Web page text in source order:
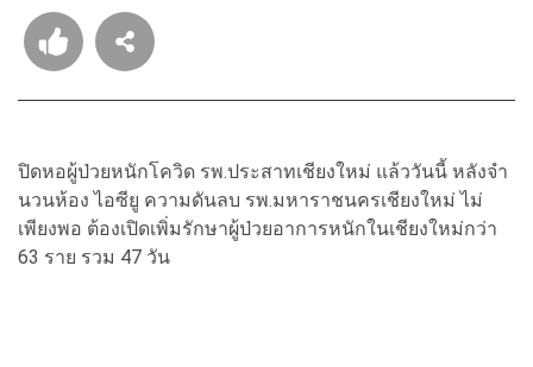
ปิดหอผู้ป่วยหนักโควิด รพ.ประสาทเชียงใหม่ แล้ววันนี้ หลังจํา
นวนห้อง ไอซียู ความดันลบ รพ.มหาราชนครเชียงใหม่ ไม่
เพียงพอ ต้องเปิดเพิ่มรักษาผู้ป่วยอาการหนักในเชียงใหม่กว่า
63 ราย รวม 47 วัน